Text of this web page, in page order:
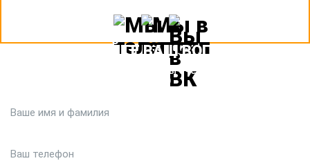
ЗАДАЙТЕ ВАШ ВОПРОС
Или кратко опишите ситуацию. Мы очень быстро свяжемся с
вами :)